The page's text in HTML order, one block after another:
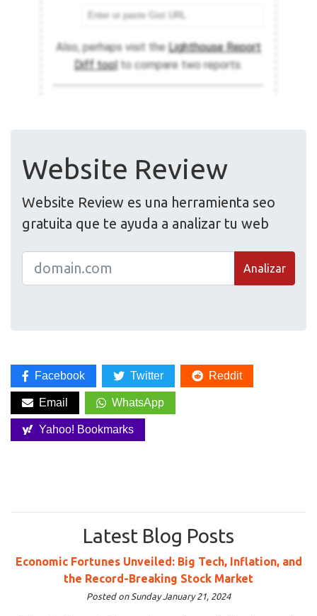
Website Review
Website Review es una herramienta seo
gratuita que te ayuda a analizar tu web
Analizar
Facebook Twitter Reddit
Email WhatsApp
Yahoo! Bookmarks
Latest Blog Posts
Economic Fortunes Unveiled: Big Tech, Inflation, and
the Record-Breaking Stock Market
Posted on Sunday January 21, 2024